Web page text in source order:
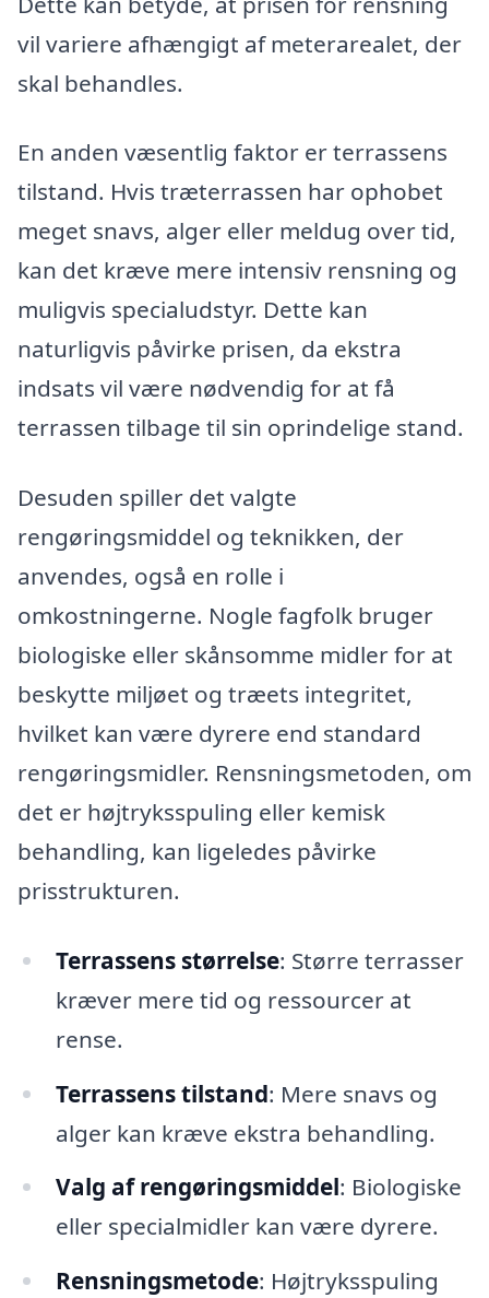
vil variere afhængigt af meterarealet, der
skal behandles.
En anden væsentlig faktor er terrassens
tilstand. Hvis træterrassen har ophobet
meget snavs, alger eller meldug over tid,
kan det kræve mere intensiv rensning og
muligvis specialudstyr. Dette kan
naturligvis påvirke prisen, da ekstra
indsats vil være nødvendig for at få
terrassen tilbage til sin oprindelige stand.
Desuden spiller det valgte
rengøringsmiddel og teknikken, der
anvendes, også en rolle i
omkostningerne. Nogle fagfolk bruger
biologiske eller skånsomme midler for at
beskytte miljøet og træets integritet,
hvilket kan være dyrere end standard
rengøringsmidler. Rensningsmetoden, om
det er højtryksspuling eller kemisk
behandling, kan ligeledes påvirke
prisstrukturen.
Terrassens størrelse: Større terrasser
kræver mere tid og ressourcer at
rense.
Terrassens tilstand: Mere snavs og
alger kan kræve ekstra behandling.
Valg af rengøringsmiddel: Biologiske
eller specialmidler kan være dyrere.
Rensningsmetode: Højtryksspuling